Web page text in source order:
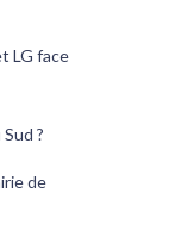
LG face
?
de